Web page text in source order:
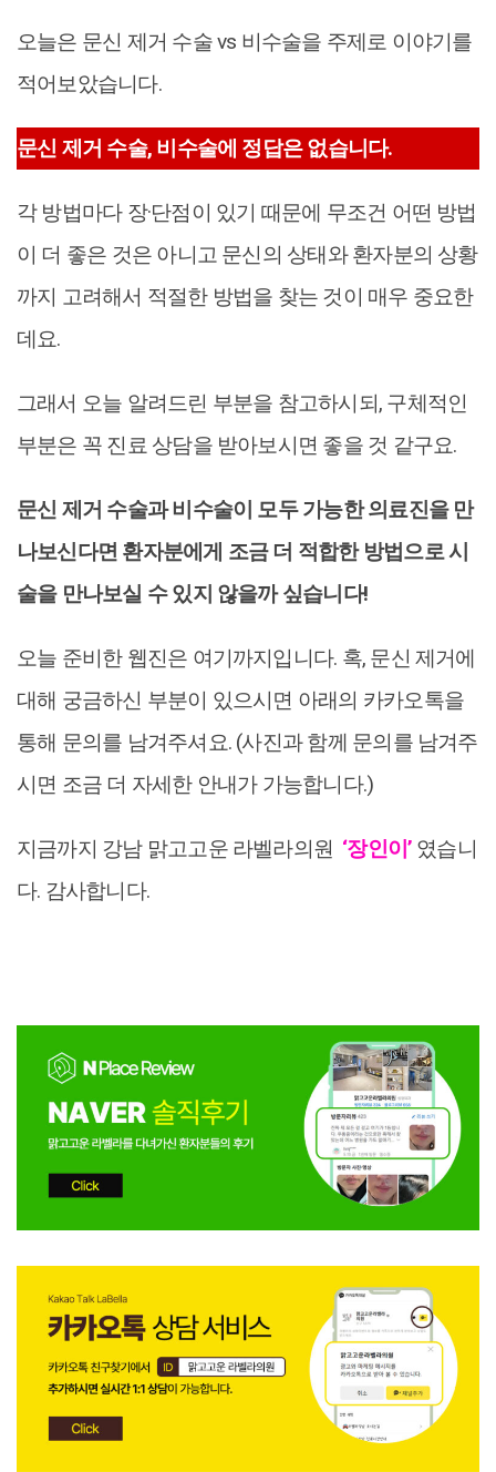
오늘은 문신 제거 수술 vs 비수술을 주제로 이야기를
적어보았습니다.
문신 제거 수술, 비수술에 정답은 없습니다.
각 방법마다 장·단점이 있기 때문에 무조건 어떤 방법
이 더 좋은 것은 아니고 문신의 상태와 환자분의 상황
까지 고려해서 적절한 방법을 찾는 것이 매우 중요한
데요.
그래서 오늘 알려드린 부분을 참고하시되, 구체적인
부분은 꼭 진료 상담을 받아보시면 좋을 것 같구요.
문신 제거 수술과 비수술이 모두 가능한 의료진을 만
나보신다면 환자분에게 조금 더 적합한 방법으로 시
술을 만나보실 수 있지 않을까 싶습니다!
오늘 준비한 웹진은 여기까지입니다. 혹, 문신 제거에
대해 궁금하신 부분이 있으시면 아래의 카카오톡을
통해 문의를 남겨주셔요. (사진과 함께 문의를 남겨주
시면 조금 더 자세한 안내가 가능합니다.)
지금까지 강남 맑고고운 라벨라의원 ‘장인이’ 였습니
다. 감사합니다.